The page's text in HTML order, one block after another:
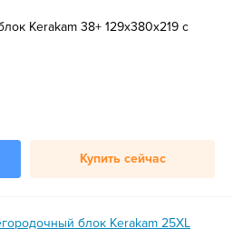
Kerakam 38+ 129х380х219 с
Купить сейчас